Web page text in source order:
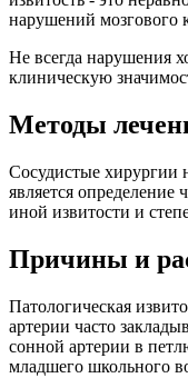
нарушений мозгового
Не всегда нарушения
клиническую
Методы
Сосудистые хирургии
является
иной извитости и
Причины и
Патологическая
артерии часто
сонной артерии в
младшего школьного